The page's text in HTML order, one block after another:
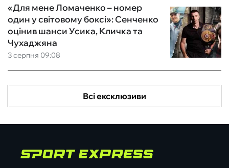
3 серпня 09:08
«Для мене Ломаченко – номер
один у світовому боксі»: Сенченко
оцінив шанси Усика, Кличка та
Чухаджяна
Всі ексклюзиви